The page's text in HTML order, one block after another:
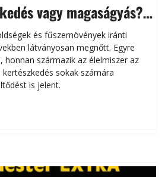
vagy magaságyás?
és fűszernövények iránti
látványosan megnőtt. Egyre
honnan származik az élelmiszer az
sokak számára
is jelent.